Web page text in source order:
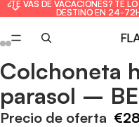
¿TE VAS DE VACACIONES? TE
DESTINO EN 24-
¿TE VAS DE VACACIONES? TE
DESTINO EN 24-
Abrir
imagen
a
pantalla
Abrir
imagen
a
pantalla
Abrir
imagen
a
pantalla
Abrir
imagen
a
pantalla
Abrir
imagen
a
pantalla
Abrir
imagen
a
pantalla
Abrir
imagen
a
pantalla
Abrir
imagen
a
pantalla
Colchoneta
parasol –
Precio de oferta